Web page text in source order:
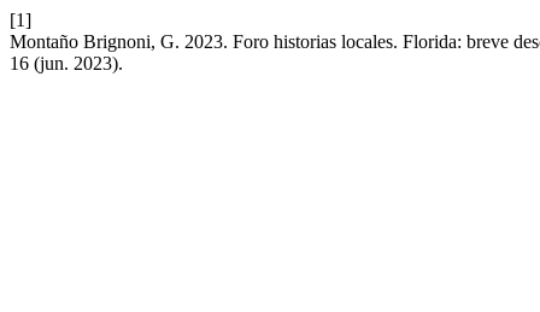
[1]
Montaño Brignoni, G. 2023. Foro historias locales. Florida: breve
16 (jun. 2023).